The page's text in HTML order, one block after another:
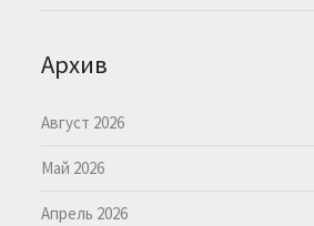
Архив
Август 2026
Май 2026
Апрель 2026